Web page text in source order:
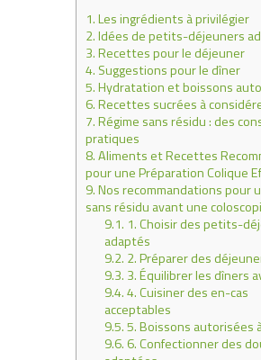
1.Les ingrédients à privilégier
2.Idées de petits-déjeuners
3.Recettes pour le déjeuner
4. Suggestions pour le dîner
5.Hydratation et boissons
6.Recettes sucrées à
7.Régime sans résidu : des
pratiques
8.Aliments et Recettes
pour une Préparation Colique
9.Nos recommandations pour
sans résidu avant une
9.1. 1. Choisir des petits-
adaptés
9.2. 2. Préparer des
9.3. 3. Équilibrer les dîners
9.4.4. Cuisiner des en-cas
acceptables
9.5.5. Boissons autorisées
9.6.6. Confectionner des